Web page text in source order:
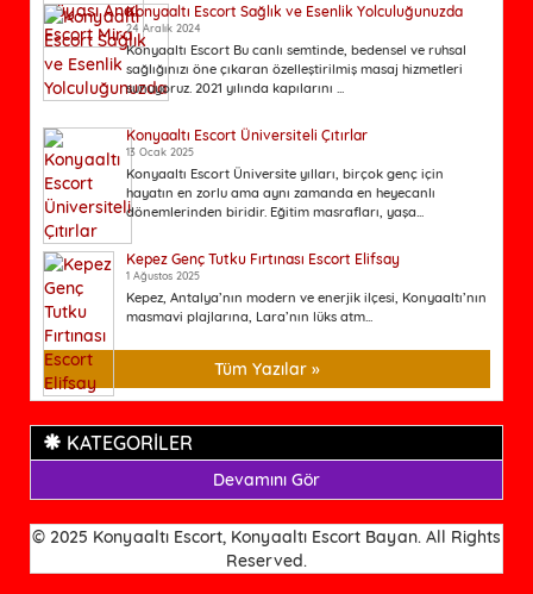
Konyaaltı Escort Sağlık ve Esenlik Yolculuğunuzda
24 Aralık 2024
Konyaaltı Escort Bu canlı semtinde, bedensel ve ruhsal
sağlığınızı öne çıkaran özelleştirilmiş masaj hizmetleri
sunuyoruz. 2021 yılında kapılarını ...
Konyaaltı Escort Üniversiteli Çıtırlar
13 Ocak 2025
Konyaaltı Escort Üniversite yılları, birçok genç için
hayatın en zorlu ama aynı zamanda en heyecanlı
dönemlerinden biridir. Eğitim masrafları, yaşa...
Kepez Genç Tutku Fırtınası Escort Elifsay
1 Ağustos 2025
Kepez, Antalya’nın modern ve enerjik ilçesi, Konyaaltı’nın
masmavi plajlarına, Lara’nın lüks atm...
Tüm Yazılar »
KATEGORİLER
Devamını Gör
© 2025 Konyaaltı Escort, Konyaaltı Escort Bayan. All Rights
Reserved.